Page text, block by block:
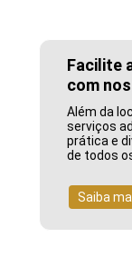
Facilite
com
Além da
serviços
prática e
de todos
Saiba